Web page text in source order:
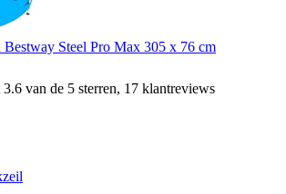
Steel Pro Max 305 x 76 cm
van de 5 sterren, 17 klantreviews